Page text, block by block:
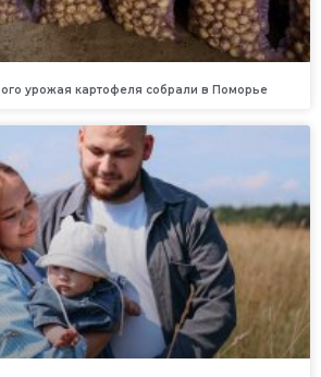
урожая картофеля собрали в Поморье